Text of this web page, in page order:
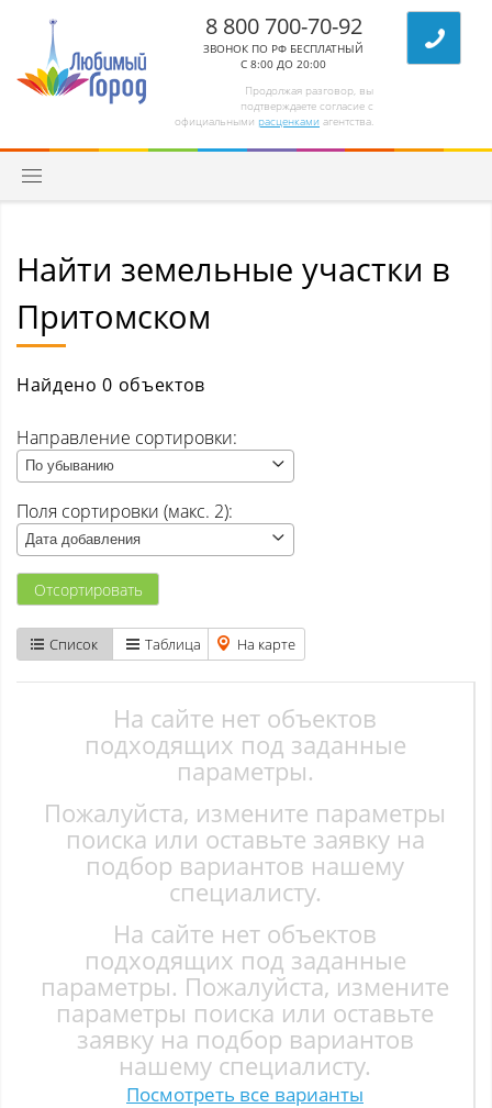
Продолжая разговор, вы
подтверждаете согласие с
официальными расценками агентства.
8 800 700-70-92
ЗВОНОК ПО РФ БЕСПЛАТНЫЙ
С 8:00 ДО 20:00
Квартиры
Комнаты/секции
Апанас
Атаманово
Безруково
Вишенка тер. СНТ
Высокий
Гурьевск
Ерунаково
Заводской р-н
Загорский
Найти земельные участки в
Притомском
Найдено 0 объектов
Направление сортировки:
По убыванию
Поля сортировки (макс. 2):
Дата добавления
Отсортировать
Список Таблица На карте
На сайте нет объектов
подходящих под заданные
параметры.
Пожалуйста, измените параметры
поиска или оставьте заявку на
подбор вариантов нашему
специалисту.
На сайте нет объектов
подходящих под заданные
параметры. Пожалуйста, измените
параметры поиска или оставьте
заявку на подбор вариантов
нашему специалисту.
Посмотреть все варианты